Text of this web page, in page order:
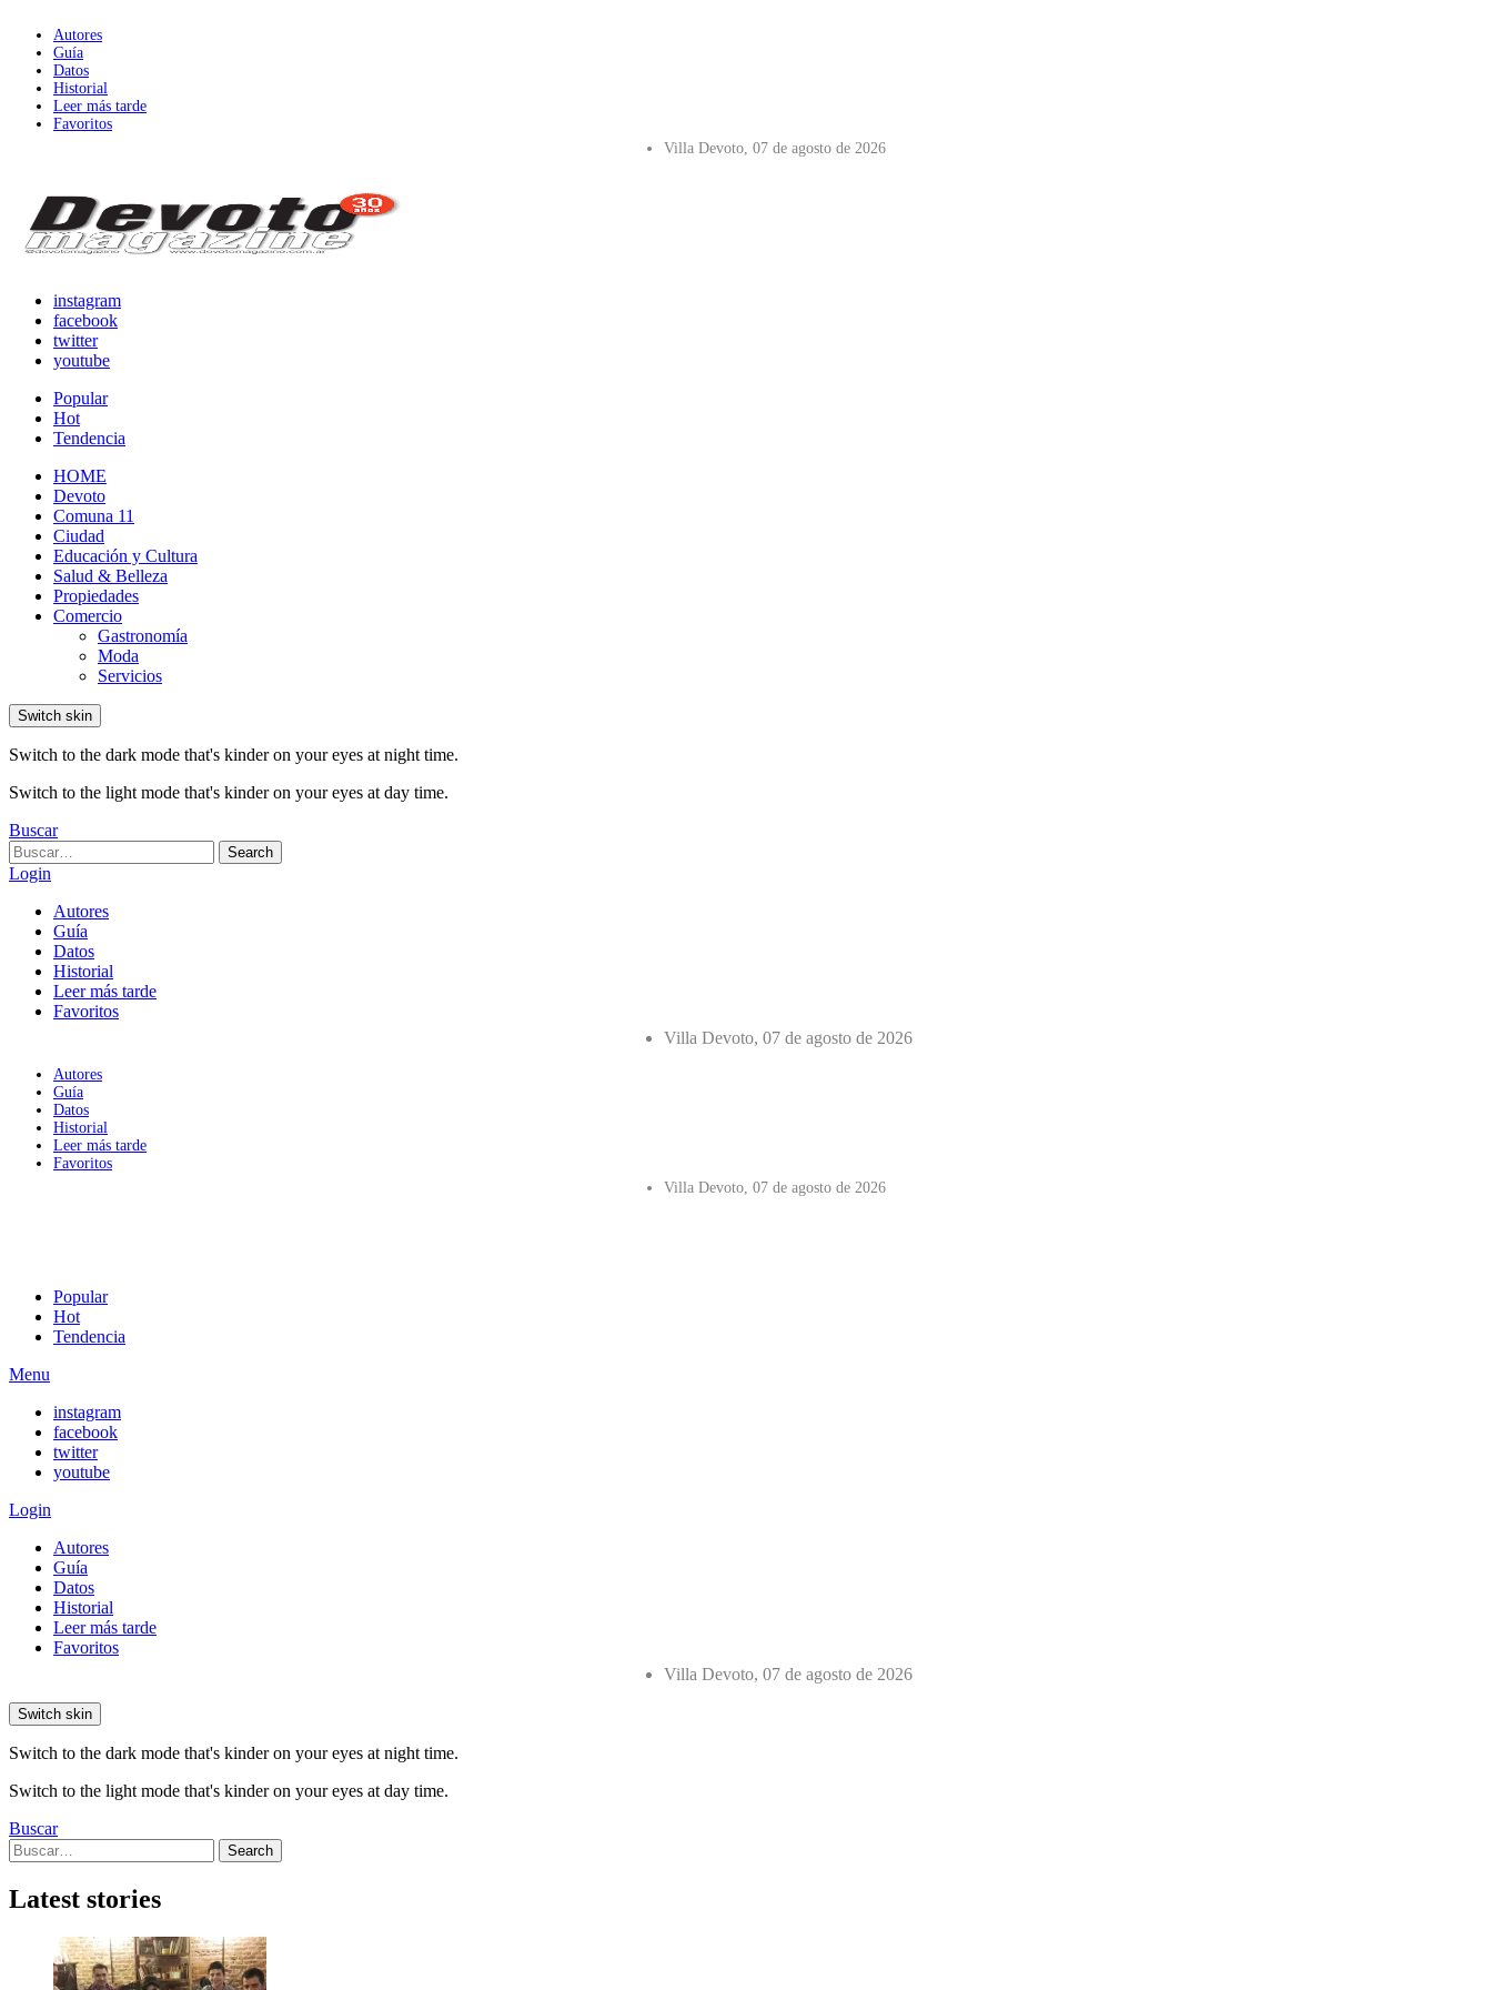
Autores
Guía
Datos
Historial
Leer más tarde
Favoritos
Villa Devoto, 07 de agosto de 2026
instagram
facebook
twitter
youtube
Popular
Hot
Tendencia
HOME
Devoto
Comuna 11
Ciudad
Educación y Cultura
Salud & Belleza
Propiedades
Comercio
Gastronomía
Moda
Servicios
Switch skin
Switch to the dark mode that's kinder on your eyes at night time.
Switch to the light mode that's kinder on your eyes at day time.
Buscar
Search
for:
Search
Login
Autores
Guía
Datos
Historial
Leer más tarde
Favoritos
Villa Devoto, 07 de agosto de 2026
Autores
Guía
Datos
Historial
Leer más tarde
Favoritos
Villa Devoto, 07 de agosto de 2026
Popular
Hot
Tendencia
Menu
instagram
facebook
twitter
youtube
Login
Autores
Guía
Datos
Historial
Leer más tarde
Favoritos
Villa Devoto, 07 de agosto de 2026
Switch skin
Switch to the dark mode that's kinder on your eyes at night time.
Switch to the light mode that's kinder on your eyes at day time.
Buscar
Search
for:
Search
Latest stories